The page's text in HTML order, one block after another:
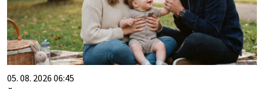
05. 08. 2026 06:45